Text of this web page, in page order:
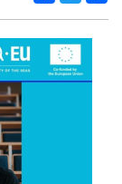
Facebook
Twitter